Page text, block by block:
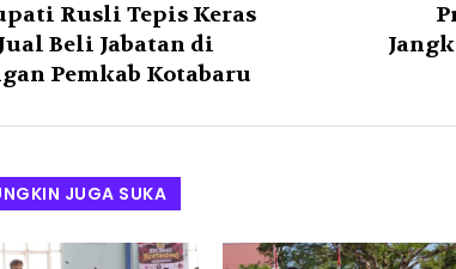
Rusli Tepis Keras
Beli Jabatan di
Pemkab Kotabaru
JUGA SUKA